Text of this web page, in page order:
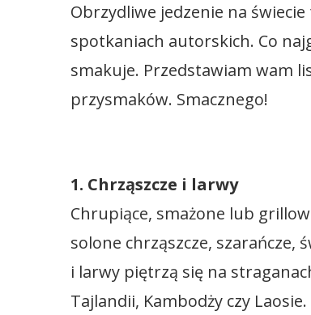
Obrzydliwe jedzenie na
spotkaniach autorskich. Co
smakuje. Przedstawiam wam
przysmaków. Smacznego!
1. Chrząszcze i larwy
Chrupiące, smażone lub
solone chrząszcze, szarańcze,
i larwy piętrzą się na
Tajlandii, Kambodży czy Laosie.